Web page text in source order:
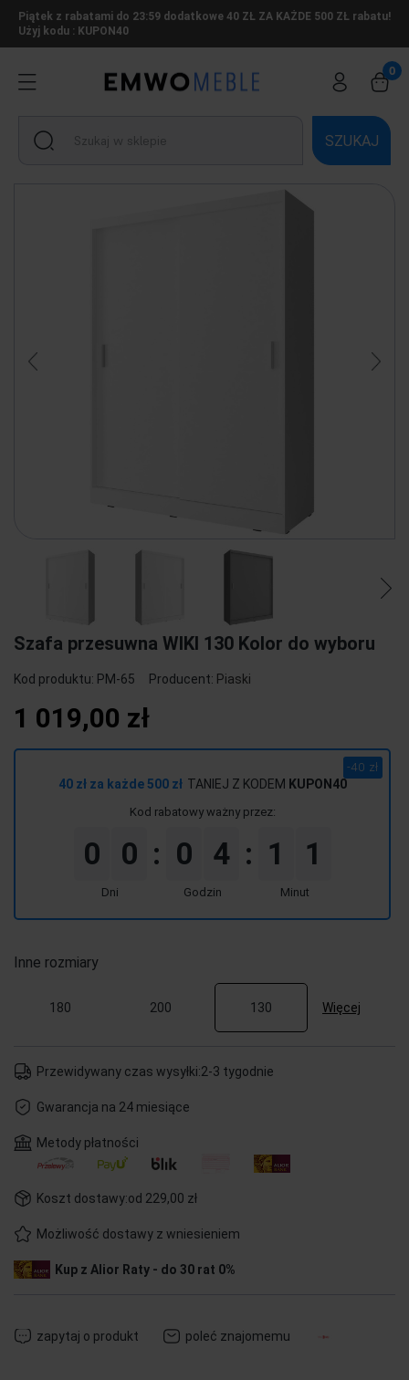
Piątek z rabatami do 23:59 dodatkowe 40 ZŁ ZA KAŻDE 500 ZŁ rabatu!
Użyj kodu : KUPON40
SZUKAJ
Szafa przesuwna WIKI 130 Kolor do wyboru
Kod produktu: PM-65 Producent: Piaski
1 019,00 zł
40 zł za każde 500 zł TANIEJ Z KODEM KUPON40
Kod rabatowy ważny przez:
-40 zł
0 0
Dni
: 0 4
Godzin
: 1 1
Minut
Inne rozmiary
180 200 130 Więcej
Przewidywany czas wysyłki:2-3 tygodnie
Gwarancja na 24 miesiące
Metody płatności
Koszt dostawy:od 229,00 zł
Możliwość dostawy z wniesieniem
Kup z Alior Raty - do 30 rat 0%
zapytaj o produkt poleć znajomemu